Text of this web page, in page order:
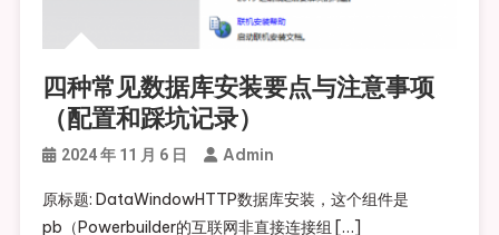
四种常见数据库安装要点与注意事项
（配置和踩坑记录）
2024 年 11 月 6 日 Admin
原标题: DataWindowHTTP数据库安装，这个组件是
pb（Powerbuilder的互联网非直接连接组 […]